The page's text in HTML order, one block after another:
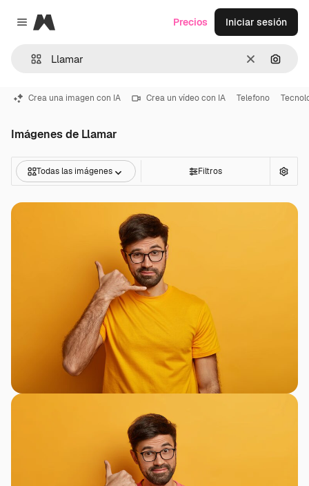
Close menu
Magnific
Borrar
Precios Iniciar sesión
Crea una imagen con IA Crea un vídeo con IA Telefono
Imágenes de Llamar
Todas las imágenes Filtros